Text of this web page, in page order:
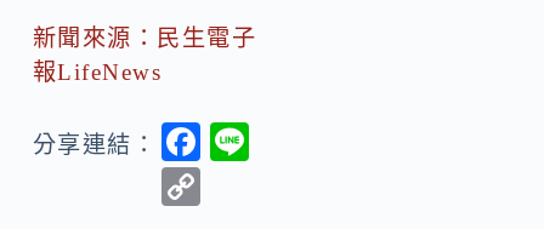
新聞來源：民生電子
報LifeNews
分享連結：
F